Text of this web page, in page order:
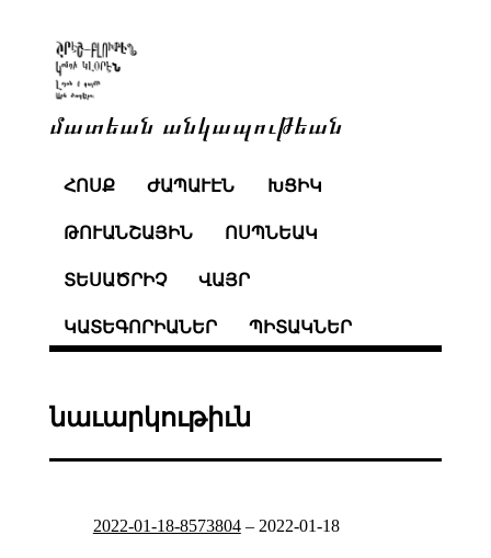
մատեան անկապութեան
ՀՈՍՔ ԺԱՊԱՒԷՆ ԽՑԻԿ
ԹՈՒԱՆՇԱՅԻՆ ՈՍՊՆԵԱԿ
ՏԵՍԱԾՐԻՉ ՎԱՅՐ
ԿԱՏԵԳՈՐԻԱՆԵՐ ՊԻՏԱԿՆԵՐ
նաւարկութիւն
2022-01-18-8573804– 2022-01-18